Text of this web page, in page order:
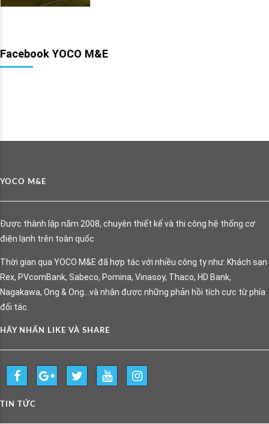
Facebook YOCO M&E
YOCO M&E
Được thành lập năm 2008, chuyên thiết kế và thi công hệ thống cơ
điện lạnh trên toàn quốc
Thời gian qua YOCO M&E đã hợp tác với nhiều công ty như: Khách sạn
Rex, PVcomBank, Sabeco, Pomina, Vinasoy, Thaco, HD Bank,
Nagakawa, Ong & Ong…và nhận được những phản hồi tích cực từ phía
đối tác.
HÃY NHẤN LIKE VÀ SHARE
TIN TỨC